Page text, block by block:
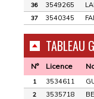
36 3549265
37 3540345
N° Licence
1 3534611
2 3535718